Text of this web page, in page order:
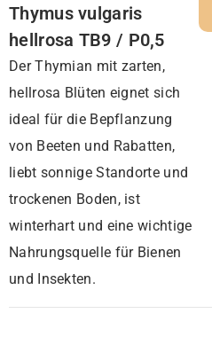
Thymus vulgaris
hellrosa TB9 / P0,5
Der Thymian mit zarten,
hellrosa Blüten eignet sich
ideal für die Bepflanzung
von Beeten und Rabatten,
liebt sonnige Standorte und
trockenen Boden, ist
winterhart und eine wichtige
Nahrungsquelle für Bienen
und Insekten.